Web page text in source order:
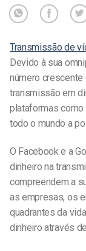
Transmissão de
Devido à sua
número
transmissão em
plataformas como
todo o mundo a
O Facebook e a
dinheiro na
compreendem a
as empresas, os
quadrantes da
dinheiro através